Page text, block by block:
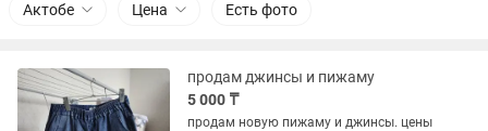
Актобе Цена Есть фото
продам джинсы и пижаму
5 000 ₸
продам новую пижаму и джинсы. цены